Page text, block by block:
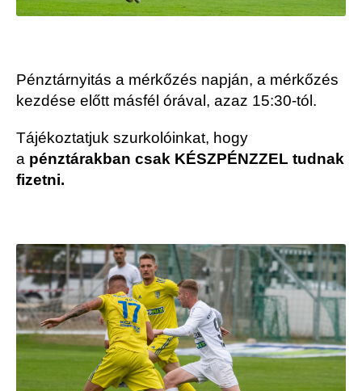
Pénztárnyitás a mérkőzés napján, a mérkőzés
kezdése előtt másfél órával, azaz 15:30-tól.
Tájékoztatjuk szurkolóinkat, hogy
a pénztárakban csak KÉSZPÉNZZEL tudnak
fizetni.